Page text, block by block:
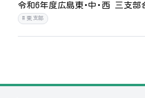
令和6年度広島東･中･西 三支部
東支部